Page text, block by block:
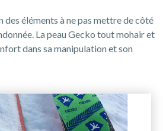
des éléments à ne pas mettre de côté
La peau Gecko tout mohair et
dans sa manipulation et son